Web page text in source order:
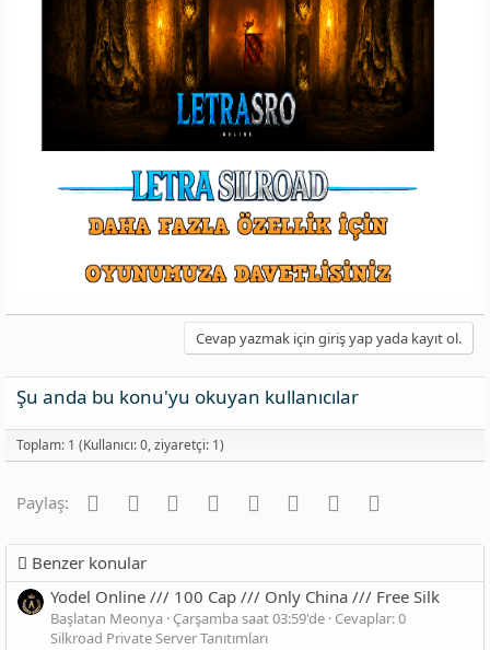
Cevap yazmak için giriş yap yada kayıt ol.
Şu anda bu konu'yu okuyan kullanıcılar
Toplam: 1 (Kullanıcı: 0, ziyaretçi: 1)
Paylaş: Facebook
Twitter Reddit PinterestTumblr WhatsApp
E-posta
Benzer konular
Yodel Online /// 100 Cap /// Only China /// Free Silk
Başlatan Meonya Çarşamba saat 03:59'de Cevaplar: 0
Silkroad Private Server Tanıtımları